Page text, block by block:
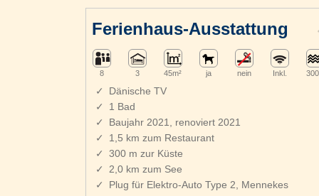
Ferienhaus-Ausstattung
8 3 45m² ja nein Inkl.
Dänische TV
1 Bad
Baujahr 2021, renoviert 2021
1,5 km zum Restaurant
300 m zur Küste
2,0 km zum See
Plug für Elektro-Auto Type 2, Mennekes